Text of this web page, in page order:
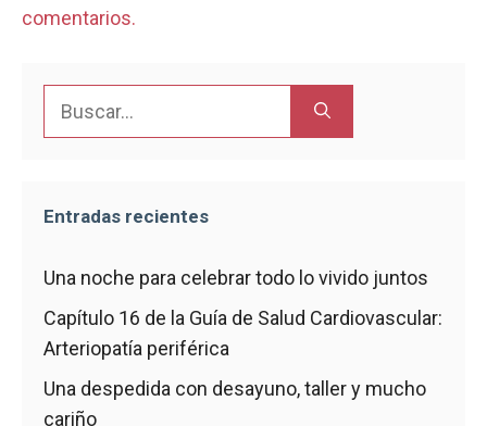
comentarios.
Entradas recientes
Una noche para celebrar todo lo vivido juntos
Capítulo 16 de la Guía de Salud Cardiovascular:
Arteriopatía periférica
Una despedida con desayuno, taller y mucho
cariño